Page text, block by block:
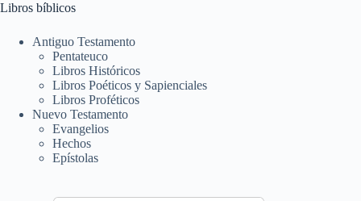
Libros bíblicos
Antiguo Testamento
Pentateuco
Libros Históricos
Libros Poéticos y Sapienciales
Libros Proféticos
Nuevo Testamento
Evangelios
Hechos
Epístolas